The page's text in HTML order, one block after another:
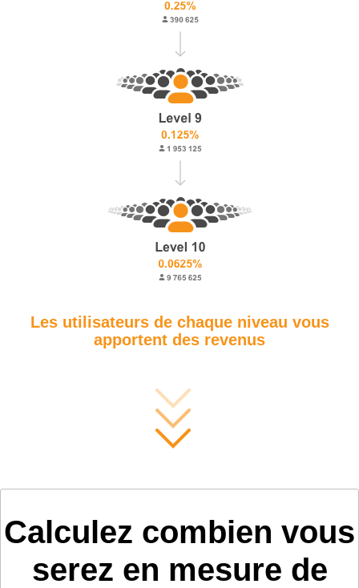
Les utilisateurs de chaque niveau vous
apportent des revenus
Calculez combien vous
serez en mesure de